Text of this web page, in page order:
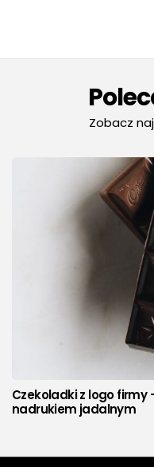
Zobacz
Czekoladki z logo firmy
nadrukiem jadalnym